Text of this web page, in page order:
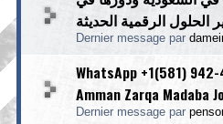
الحلول الرقمية الحديثة
Dernier message par
WhatsApp +1(581)
Amman Zarqa Madaba
Dernier message par